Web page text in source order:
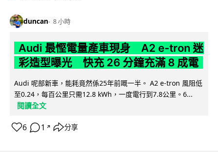
duncan 8 小時
Audi 最慳電量產車現身 A2 e-tron 迷
彩造型曝光 快充 26 分鐘充滿 8 成電
Audi 呢部新車，能耗竟然係25年前嘅一半。 A2 e-tron 風阻低
至0.24，每百公里只需12.8 kWh，一度電行到7.8公里。6...
閱讀全文
6 1 ↗ 分享